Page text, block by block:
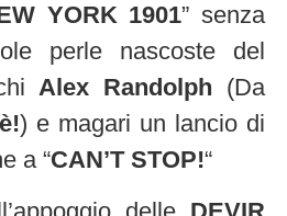
YORK 1901” senza
perle nascoste del
Alex Randolph (Da
) e magari un lancio di
a “CAN’T STOP!“